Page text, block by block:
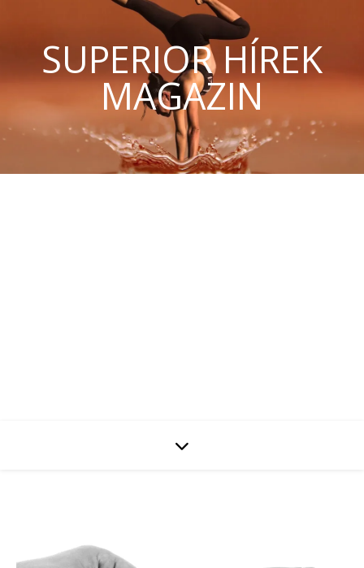
SUPERIOR HÍREK
MAGAZIN